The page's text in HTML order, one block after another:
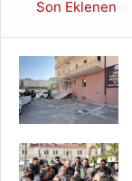
Son Eklenen